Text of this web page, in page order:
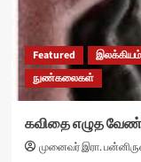
Featured இலக்கியம்
நுண்கலைகள்
கவிதை எழுத
முனைவர் இரா.